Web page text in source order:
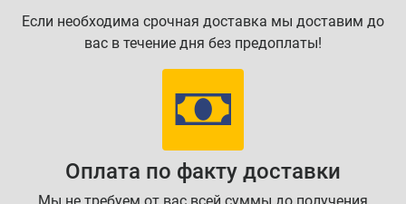
Если необходима срочная доставка мы доставим до
вас в течение дня без предоплаты!
Оплата по факту доставки